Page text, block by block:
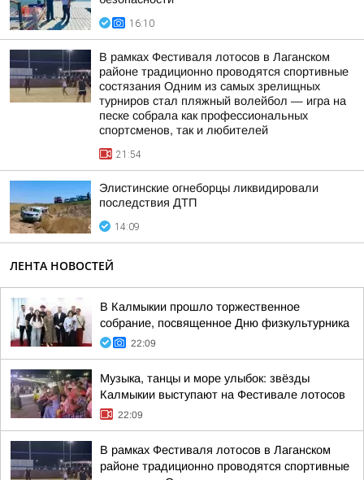
16:10
В рамках Фестиваля лотосов в Лаганском
районе традиционно проводятся спортивные
состязания Одним из самых зрелищных
турниров стал пляжный волейбол — игра на
песке собрала как профессиональных
спортсменов, так и любителей
21:54
Элистинские огнеборцы ликвидировали
последствия ДТП
14:09
ЛЕНТА НОВОСТЕЙ
В Калмыкии прошло торжественное
собрание, посвященное Дню физкультурника
22:09
Музыка, танцы и море улыбок: звёзды
Калмыкии выступают на Фестивале лотосов
22:09
В рамках Фестиваля лотосов в Лаганском
районе традиционно проводятся спортивные